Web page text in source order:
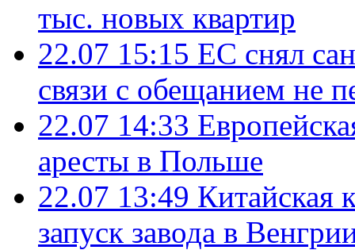
тыс. новых квартир
22.07 15:15 ЕС снял
связи с обещанием не
22.07 14:33
аресты в Польше
22.07 13:49 Китайская
запуск завода в